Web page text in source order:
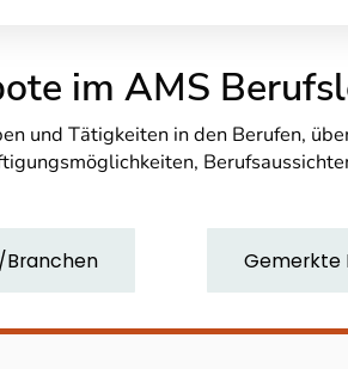
im AMS
und Tätigkeiten in den Berufen,
Gemerkte